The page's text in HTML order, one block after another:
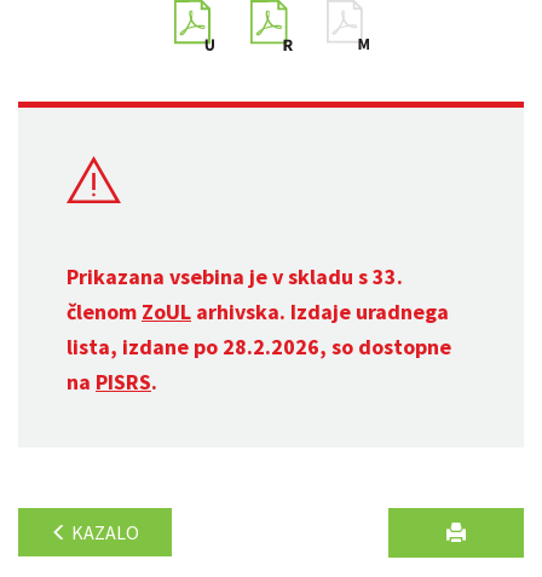
Prikazana vsebina je v skladu s 33.
členom ZoUL arhivska. Izdaje uradnega
lista, izdane po 28.2.2026, so dostopne
na PISRS.
KAZALO